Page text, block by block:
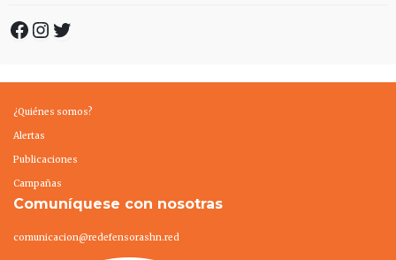
Facebook
Instagram
Twitter
¿Quiénes somos?
Alertas
Publicaciones
Campañas
Comuníquese con nosotras
comunicacion@redefensorashn.red